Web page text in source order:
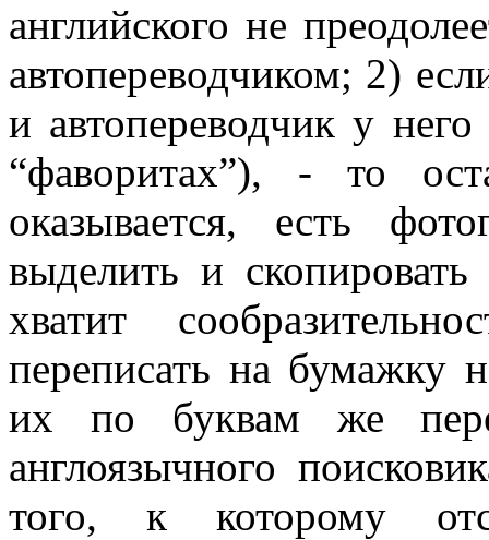
английского не
автопереводчиком; 2)
и автопереводчик у
“фаворитах”), - то
оказывается, есть
выделить и
хватит
переписать на бумажку
их по буквам же
англоязычного
того, к которому